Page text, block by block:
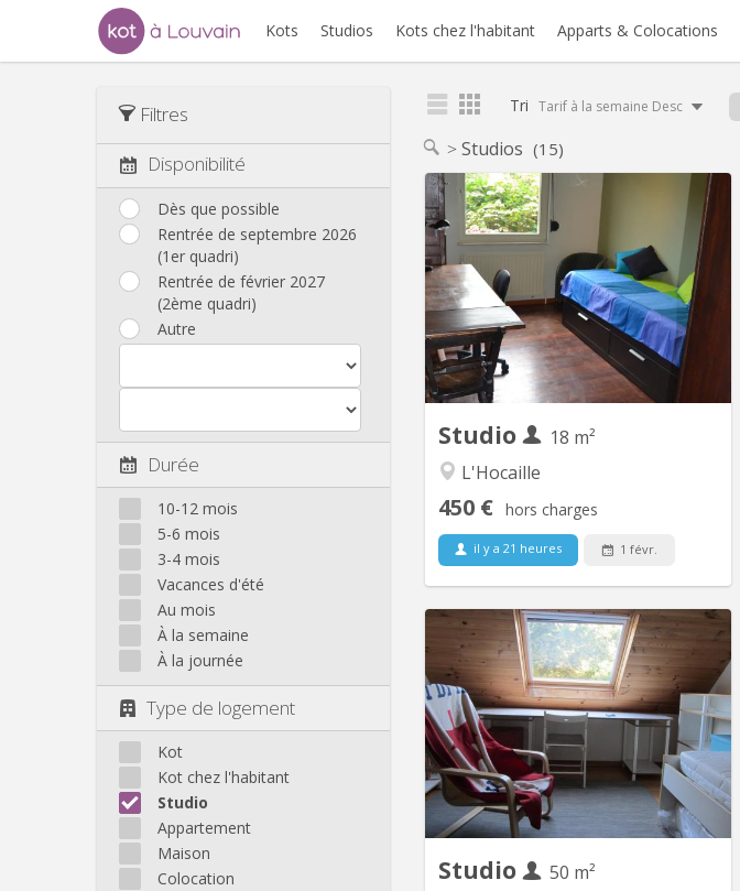
Kots Studios Kots chez l'habitant Apparts & Colocations
Filtres
Disponibilité
Dès que possible
Rentrée de septembre 2026
(1er quadri)
Rentrée de février 2027
(2ème quadri)
Autre
Durée
10-12 mois
5-6 mois
3-4 mois
Vacances d'été
Au mois
À la semaine
À la journée
Type de logement
Kot
Kot chez l'habitant
Studio
Appartement
Maison
Colocation
Tri Tarif à la semaine Desc
Studios (15)
Studio
18 m²
L'Hocaille
450 € hors charges
il y a 21 heures 1 févr.
KV 256
special for non belgian - ERASMUS /
exchange program students
(preferably at master level or 3rd Bac).
Situation: Hocaille area, 5 minutes
from the Grand’ place and 8 from the
railroad station and the shopping
center. // Between the swimming pool
and the LLN Lake and the St François
Studio
50 m²
KV 1747
petit studio pour personne seule calme
et respectueuse un chambre - bureau
salon pièce à vivre - douche séparée -
cuisine indépendante - toilette wifi PAS
DE DOMICILIATION